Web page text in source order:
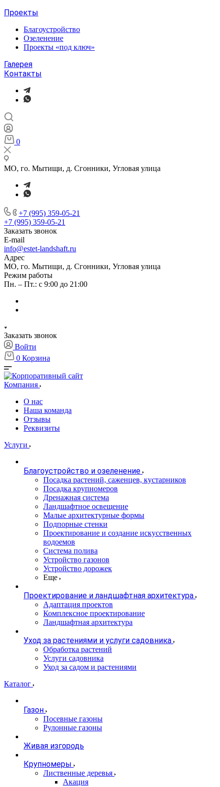
Проекты
Благоустройство
Озеленение
Проекты «под ключ»
Галерея
Контакты
0
МО, го. Мытищи, д. Сгонники, Угловая улица
+7 (995) 359-05-21
+7 (995) 359-05-21
Заказать звонок
E-mail
info@estet-landshaft.ru
Адрес
МО, го. Мытищи, д. Сгонники, Угловая улица
Режим работы
Пн. – Пт.: с 9:00 до 21:00
Заказать звонок
Войти
0 Корзина
Компания
О нас
Наша команда
Отзывы
Реквизиты
Услуги
Благоустройство и озеленение
Посадка растений, саженцев, кустарников
Посадка крупномеров
Дренажная система
Ландшафтное освещение
Малые архитектурные формы
Подпорные стенки
Проектирование и создание искусственных
водоемов
Система полива
Устройство газонов
Устройство дорожек
Еще
Проектирование и ландшафтная архитектура
Адаптация проектов
Комплексное проектирование
Ландшафтная архитектура
Уход за растениями и услуги садовника
Обработка растений
Услуги садовника
Уход за садом и растениями
Каталог
Газон
Посевные газоны
Рулонные газоны
Живая изгородь
Крупномеры
Лиственные деревья
Акация